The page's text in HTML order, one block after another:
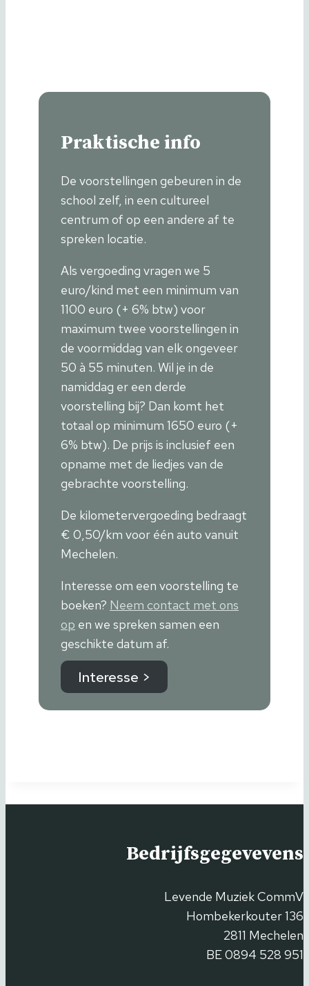
Praktische info
De voorstellingen gebeuren in de
school zelf, in een cultureel
centrum of op een andere af te
spreken locatie.
Als vergoeding vragen we 5
euro/kind met een minimum van
1100 euro (+ 6% btw) voor
maximum twee voorstellingen in
de voormiddag van elk ongeveer
50 à 55 minuten. Wil je in de
namiddag er een derde
voorstelling bij? Dan komt het
totaal op minimum 1650 euro (+
6% btw). De prijs is inclusief een
opname met de liedjes van de
gebrachte voorstelling.
De kilometervergoeding bedraagt
€ 0,50/km voor één auto vanuit
Mechelen.
Interesse om een voorstelling te
boeken? Neem contact met ons
op en we spreken samen een
geschikte datum af.
Interesse >
Bedrijfsgegevevens
Levende Muziek CommV
Hombekerkouter 136
2811 Mechelen
BE 0894 528 951